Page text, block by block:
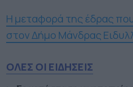
Η μεταφορά της έδρας
στον Δήμο Μάνδρας
ΟΛΕΣ ΟΙ ΕΙΔΗΣΕΙΣ